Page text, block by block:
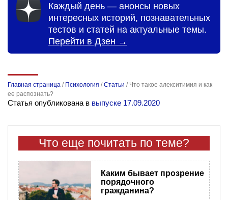
Каждый день — анонсы новых
интересных историй, познавательных
тестов и статей на актуальные темы.
Перейти в Дзен →
Главная страница / Психология /Статьи / Что такое алекситимия и как
ее распознать?
Статья опубликована в выпуске 17.09.2020
Что еще почитать по теме?
Каким бывает прозрение
порядочного
гражданина?